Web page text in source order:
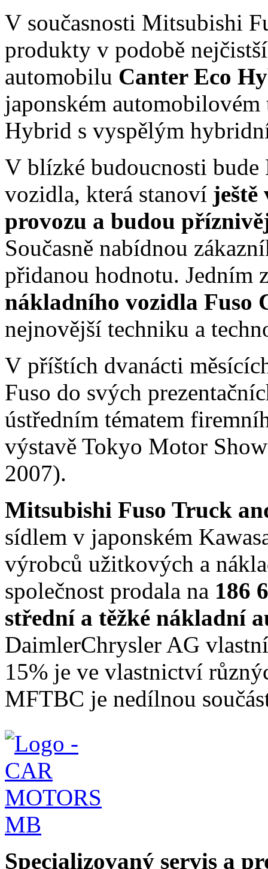
V současnosti Mitsubishi
produkty v podobě
automobilu Canter Eco
japonském
Hybrid s vyspělým
V blízké budoucnosti
vozidla, která stanoví ještě
provozu a budou
Současně nabídnou
přidanou hodnotu. Jedním
nákladního vozidla Fuso
nejnovější techniku a
V příštích dvanácti
Fuso do svých
ústředním tématem
výstavě Tokyo Motor
2007).
Mitsubishi Fuso Truck
sídlem v japonském
výrobců užitkových a
společnost prodala na 186
střední a těžké nákladní
DaimlerChrysler AG
15% je ve vlastnictví
MFTBC je nedílnou
Specializovaný servis a